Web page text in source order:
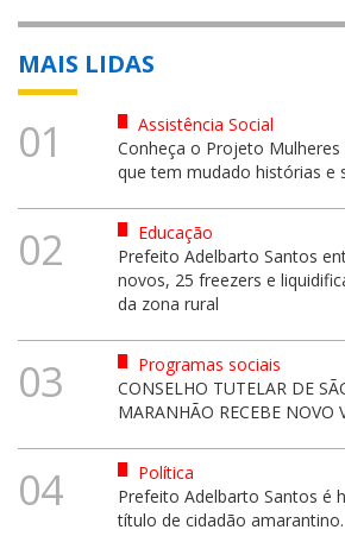
MAIS LIDAS
01
Assistência Social
Conheça o Projeto
que tem mudado histórias e
02
Educação
Prefeito Adelbarto Santos
novos, 25 freezers e
da zona rural
03
Programas sociais
CONSELHO TUTELAR DE
MARANHÃO RECEBE NOVO
04
Política
Prefeito Adelbarto Santos é
título de cidadão amarantino.